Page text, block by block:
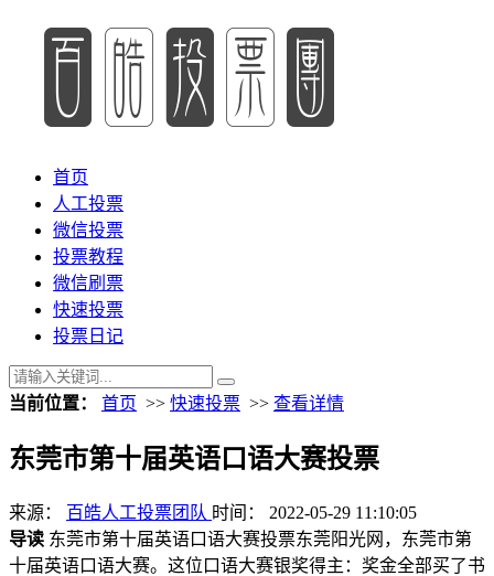
首页
人工投票
微信投票
投票教程
微信刷票
快速投票
投票日记
当前位置： 首页 >> 快速投票 >> 查看详情
东莞市第十届英语口语大赛投票
来源： 百皓人工投票团队 时间： 2022-05-29 11:10:05
导读 东莞市第十届英语口语大赛投票东莞阳光网，东莞市第
十届英语口语大赛。这位口语大赛银奖得主：奖金全部买了书